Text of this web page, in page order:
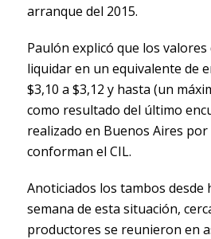
arranque del 2015.
Paulón explicó que los valores
liquidar en un equivalente de
$3,10 a $3,12 y hasta (un
como resultado del último
realizado en Buenos Aires
conforman el CIL.
Anoticiados los tambos desde
semana de esta situación,
productores se reunieron en